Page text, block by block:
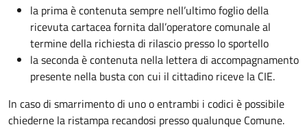
la prima è contenuta sempre nell’ultimo foglio della
ricevuta cartacea fornita dall’operatore comunale al
termine della richiesta di rilascio presso lo sportello
la seconda è contenuta nella lettera di accompagnamento
presente nella busta con cui il cittadino riceve la CIE.
In caso di smarrimento di uno o entrambi i codici è possibile
chiederne la ristampa recandosi presso qualunque Comune.